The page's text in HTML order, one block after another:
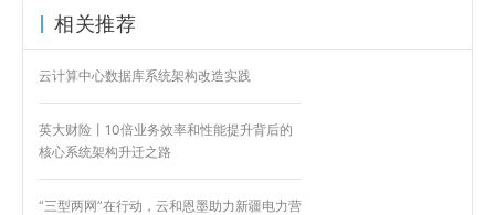
相关推荐
云计算中心数据库系统架构改造实践
英大财险丨10倍业务效率和性能提升背后的
核心系统架构升迁之路
“三型两网”在行动，云和恩墨助力新疆电力营